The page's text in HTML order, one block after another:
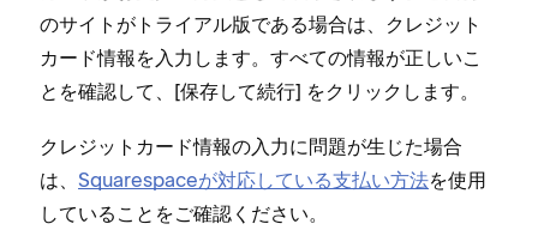
のサイトがトライアル版である場合は⁠、クレジ⁠ット
カ⁠ード情報を入力します⁠。すべての情報が正しいこ
とを確認して⁠、[⁠保存して続行⁠] をクリ⁠ックします⁠。
クレジ⁠ットカ⁠ード情報の入力に問題が生じた場合
は⁠、 Squarespaceが対応している支払い方法を使用
していることをご確認ください⁠。